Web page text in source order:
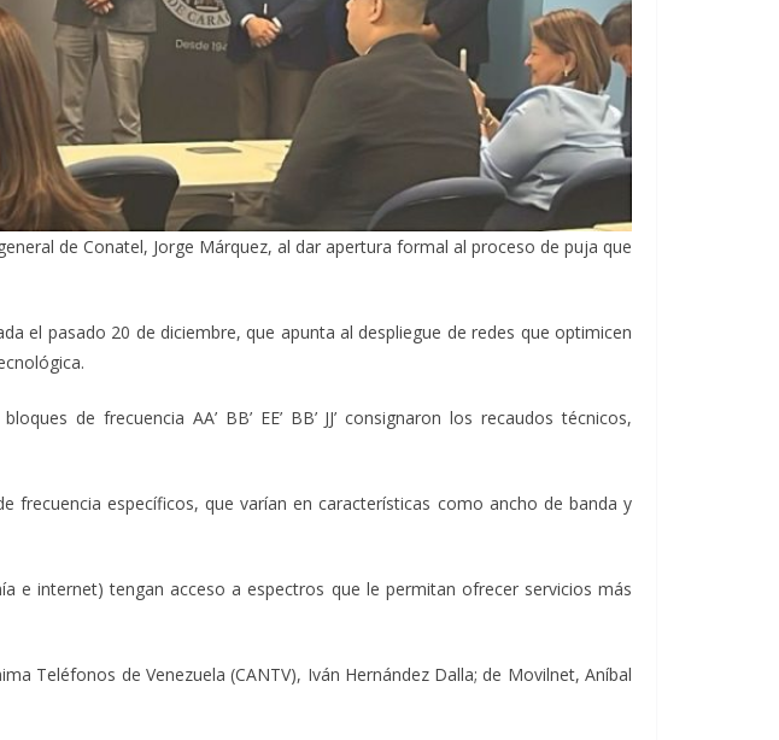
de Conatel, Jorge Márquez, al dar apertura formal al proceso de puja que
el pasado 20 de diciembre, que apunta al despliegue de redes que optimicen
de frecuencia AA’ BB’ EE’ BB’ JJ’ consignaron los recaudos técnicos,
frecuencia específicos, que varían en características como ancho de banda y
e internet) tengan acceso a espectros que le permitan ofrecer servicios más
Teléfonos de Venezuela (CANTV), Iván Hernández Dalla; de Movilnet, Aníbal